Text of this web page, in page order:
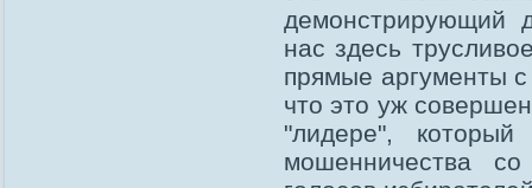
демонстрирующий
нас здесь
прямые аргументы
что это уж
"лидере",
мошенничества